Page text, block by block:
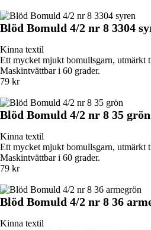
Blöd Bomuld 4/2 nr 8 3304
Kinna textil
Ett mycket mjukt bomullsgarn, utmärkt
Maskintvättbar i 60 grader.
79 kr
Blöd Bomuld 4/2 nr 8 35 grön
Kinna textil
Ett mycket mjukt bomullsgarn, utmärkt
Maskintvättbar i 60 grader.
79 kr
Blöd Bomuld 4/2 nr 8 36
Kinna textil